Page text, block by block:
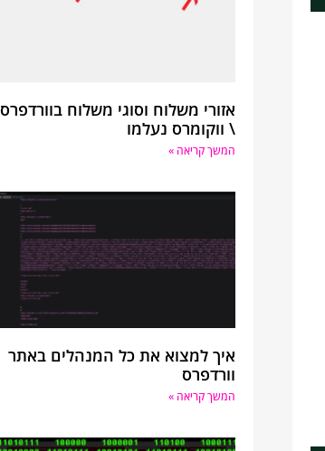
אזורי משלוח וסוגי משלוח בוורדפרס
\ ווקומרס נעלמו
המשך קריאה »
איך למצוא את כל המנהלים באתר
וורדפרס
המשך קריאה »